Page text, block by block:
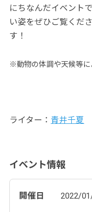
にちなんだイベント
い姿をぜひご覧くだ
す！
※動物の体調や天候等に
ライター： 青井千夏
イベント情報
開催日 2022/